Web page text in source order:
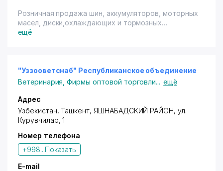
Розничная продажа шин, аккумуляторов, моторных
масел, диски,охлаждающих и тормозных
жидкостей, антифризов для автомобилей,
ещё
"Уззооветснаб" Республиканское объединение
Ветеринария ,Фирмы оптовой торговли... ещё
Адрес
Узбекистан,Ташкент, ЯШНАБАДСКИЙ РАЙОН,ул.
Курувчилар, 1
Номер телефона
+998...Показать
E-mail